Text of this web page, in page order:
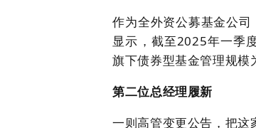
作为全外资公募基金公
显示，截至2025年一季
旗下债券型基金管理规模
第二位总经理履新
一则高管变更公告，把这